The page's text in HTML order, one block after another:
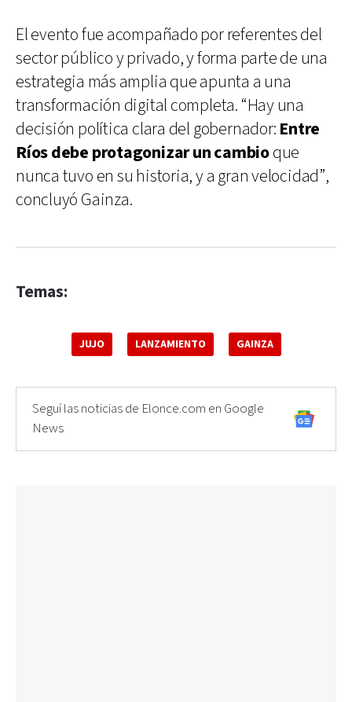
El evento fue acompañado por referentes del
sector público y privado, y forma parte de una
estrategia más amplia que apunta a una
transformación digital completa. “Hay una
decisión política clara del gobernador: Entre
Ríos debe protagonizar un cambioque
nunca tuvo en su historia, y a gran velocidad”,
concluyó Gainza.
Temas:
JUJO LANZAMIENTO GAINZA
Seguí las noticias de Elonce.com en Google
News